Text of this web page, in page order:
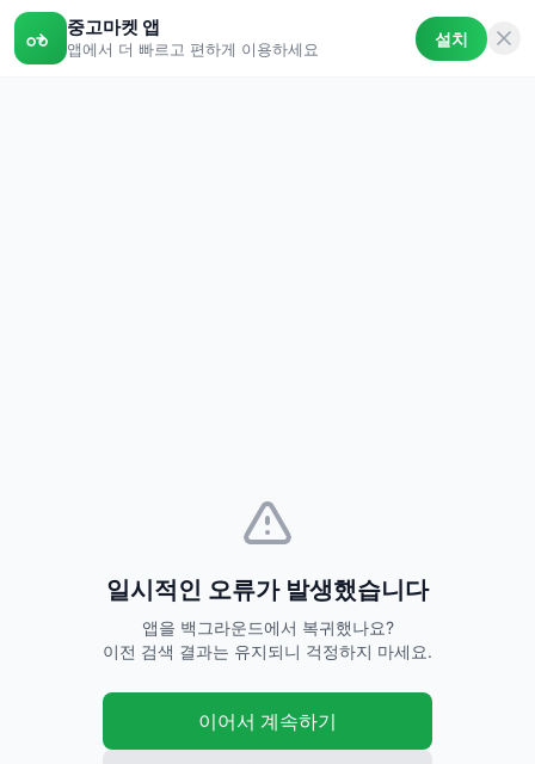
중고마켓 앱
앱에서 더 빠르고 편하게 이용하세요 설치
일시적인 오류가 발생했습니다
앱을 백그라운드에서 복귀했나요?
이전 검색 결과는 유지되니 걱정하지 마세요.
이어서 계속하기